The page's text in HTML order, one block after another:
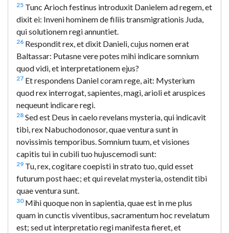
25 Tunc Arioch festinus introduxit Danielem ad regem, et
dixit ei: Inveni hominem de filiis transmigrationis Juda,
qui solutionem regi annuntiet.
26 Respondit rex, et dixit Danieli, cujus nomen erat
Baltassar: Putasne vere potes mihi indicare somnium
quod vidi, et interpretationem ejus?
27 Et respondens Daniel coram rege, ait: Mysterium
quod rex interrogat, sapientes, magi, arioli et aruspices
nequeunt indicare regi.
28 Sed est Deus in caelo revelans mysteria, qui indicavit
tibi, rex Nabuchodonosor, quae ventura sunt in
novissimis temporibus. Somnium tuum, et visiones
capitis tui in cubili tuo hujuscemodi sunt:
29 Tu, rex, cogitare coepisti in strato tuo, quid esset
futurum post haec; et qui revelat mysteria, ostendit tibi
quae ventura sunt.
30Mihi quoque non in sapientia, quae est in me plus
quam in cunctis viventibus, sacramentum hoc revelatum
est; sed ut interpretatio regi manifesta fieret, et